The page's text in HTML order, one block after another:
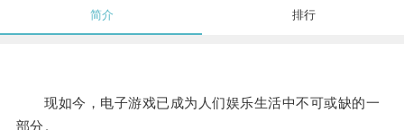
简介 排行
现如今，电子游戏已成为人们娱乐生活中不可或缺的一
部分。